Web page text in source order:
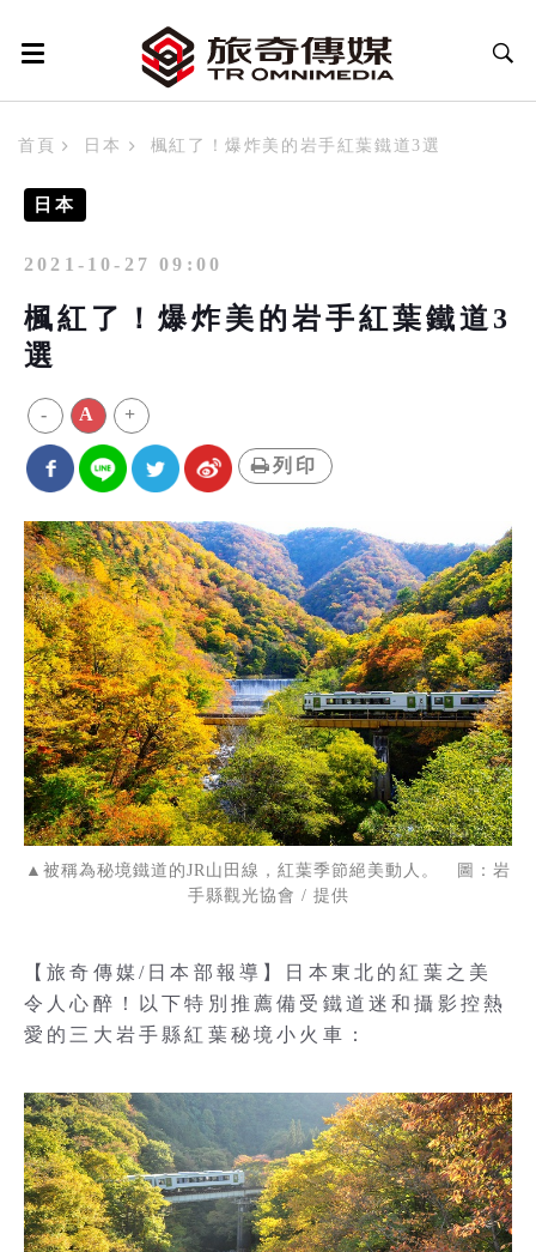
首頁 日本 楓紅了！爆炸美的岩手紅葉鐵道3選
日本
2021-10-27 09:00
楓紅了！爆炸美的岩手紅葉鐵道3
選
- A +
列印
▲被稱為秘境鐵道的JR山田線，紅葉季節絕美動人。 圖：岩
手縣觀光協會 / 提供
【旅奇傳媒/日本部報導】日本東北的紅葉之美
令人心醉！以下特別推薦備受鐵道迷和攝影控熱
愛的三大岩手縣紅葉秘境小火車：